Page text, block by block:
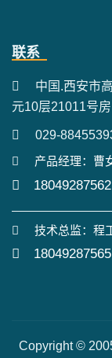
联系
中国.西安市
元10层21011号房
029-
产品经理：曹
18049287562
技术总监：程
18049287565
Copyright ©